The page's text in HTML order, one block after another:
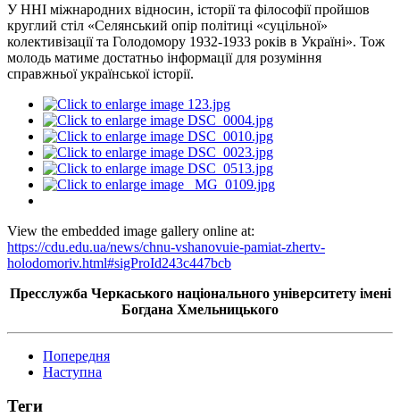
У ННІ міжнародних відносин, історії та філософії пройшов
круглий стіл «Селянський опір політиці «суцільної»
колективізації та Голодомору 1932-1933 років в Україні». Тож
молодь матиме достатньо інформації для розуміння
справжньої української історії.
View the embedded image gallery online at:
https://cdu.edu.ua/news/chnu-vshanovuie-pamiat-zhertv-
holodomoriv.html#sigProId243c447bcb
Пресслужба Черкаського національного університету імені
Богдана Хмельницького
Попередня
Наступна
Теги